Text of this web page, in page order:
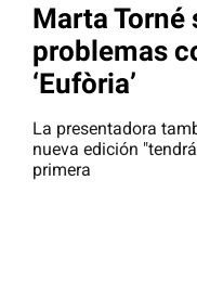
Marta Torné
problemas
‘Eufòria’
La presentadora
nueva edición
primera